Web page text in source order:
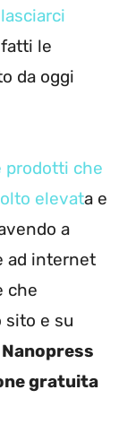
le
da oggi
prodotti che
elevata e
a
ad internet
che
sito e su
gratuita